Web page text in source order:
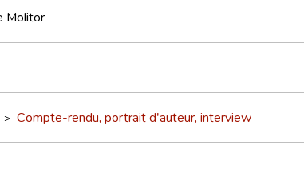
Molitor
> Compte-rendu, portrait d'auteur, interview